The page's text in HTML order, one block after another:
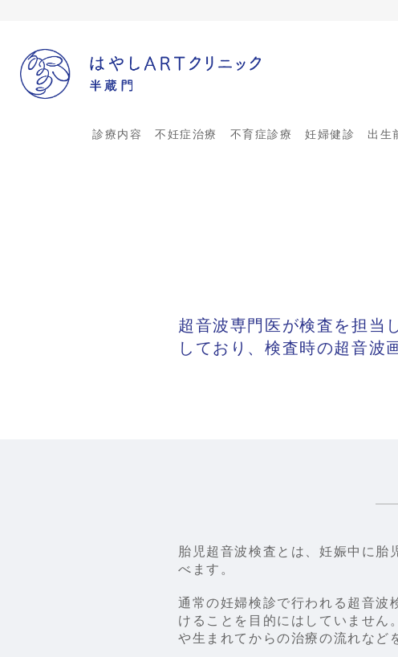
診療内容 不妊症治療 不育症診療 妊婦健診 出生
超音波専門医が検査を担当
しており、検査時の超音波
胎児超音波検査とは、妊娠中に
べます。
通常の妊婦検診で行われる超音波
けることを目的にはしていません
や生まれてからの治療の流れなど